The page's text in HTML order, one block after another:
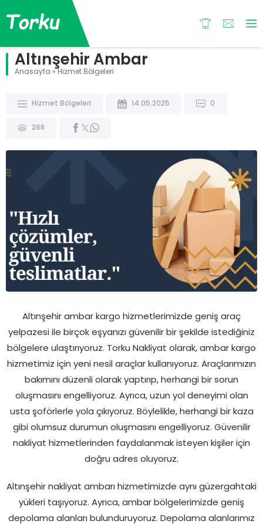
Altınşehir Ambar
Anasayfa » Hizmet Bölgeleri
Hizmet Bölgeleri 14.05.2025 0
268
Altınşehir ambar kargo hizmetlerimizde geniş araç
yelpazesi ile birçok eşyanızı güvenilir bir şekilde istediğiniz
bölgelere ulaştırıyoruz. Torku Nakliyat olarak, ambar kargo
hizmetimiz için yeni nesil araçlar kullanıyoruz. Araçlarımızın
bakımını düzenli olarak yaptırıp, herhangi bir sorun
oluşmasını engelliyoruz. Ayrıca, uzun yol deneyimi olan
usta şoförlerle yola çıkıyoruz. Böylelikle, herhangi bir kaza
gibi olumsuz durumun oluşmasını engelliyoruz. Güvenilir
nakliyat hizmetlerinden faydalanmak isteyen kişiler için
doğru adres oluyoruz.
Altınşehir nakliyat ambarı hizmetimizde aynı güzergahtaki
yükleri taşıyoruz. Ayrıca, ambar bölgelerimizde geniş
depolama alanları bulunduruyoruz. Depolama alanlarımız